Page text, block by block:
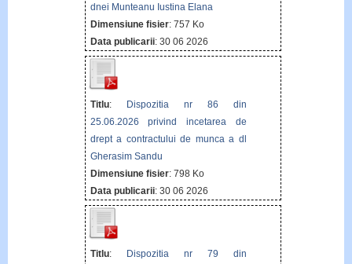
dnei Munteanu Iustina Elana
Dimensiune fisier: 757 Ko
Data publicarii: 30 06 2026
Titlu: Dispozitia nr 86 din
25.06.2026 privind incetarea de
drept a contractului de munca a dl
Gherasim Sandu
Dimensiune fisier: 798 Ko
Data publicarii: 30 06 2026
Titlu:
Dispozitia nr 79 din